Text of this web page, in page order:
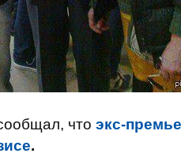
что экс-
.